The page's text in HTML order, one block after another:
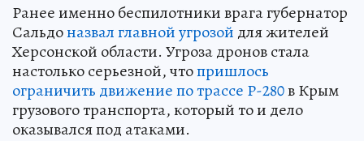
Ранее именно беспилотники врага губернатор
Сальдоназвал главной угрозой для жителей
Херсонской области. Угроза дронов стала
настолько серьезной, чтопришлось
ограничить движение по трассе Р-280в Крым
грузового транспорта, который то и дело
оказывался под атаками.